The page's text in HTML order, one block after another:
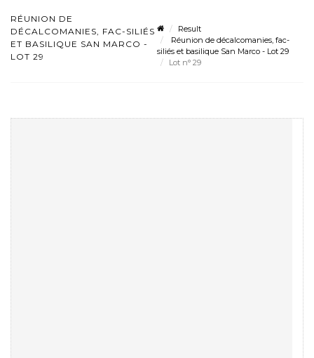
RÉUNION DE
DÉCALCOMANIES, FAC-SILIÉS
ET BASILIQUE SAN MARCO -
LOT 29
Result
Réunion de décalcomanies, fac-
siliés et basilique San Marco - Lot 29
Lot n° 29